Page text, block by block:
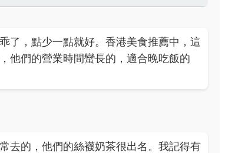
了，點少一點就好。香港美食推薦中，這
他們的營業時間蠻長的，適合晚吃飯的
去的，他們的絲襪奶茶很出名。我記得有